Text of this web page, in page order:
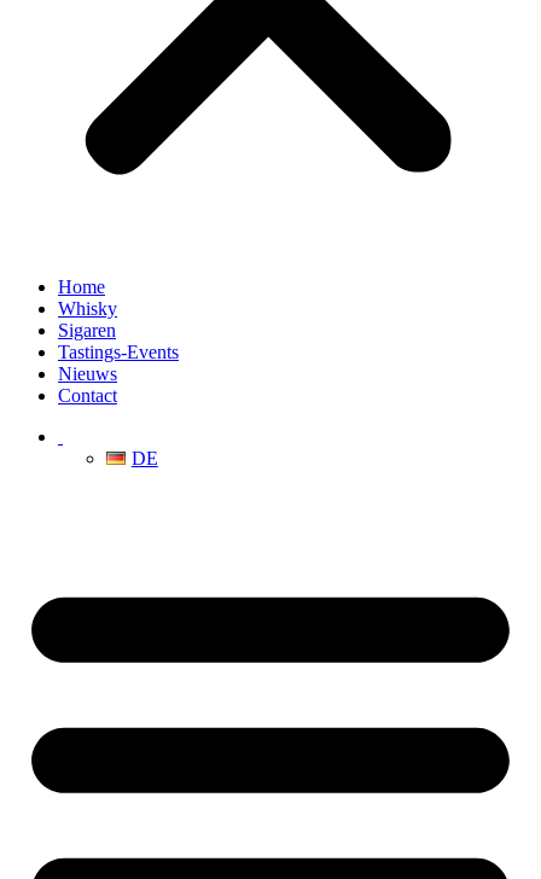
Home
Whisky
Sigaren
Tastings-Events
Nieuws
Contact
DE